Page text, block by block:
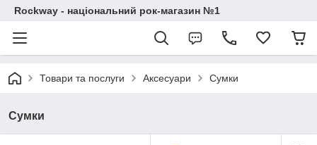
Rockway - національний рок-магазин №1
Товари та послуги Аксесуари Сумки
Сумки